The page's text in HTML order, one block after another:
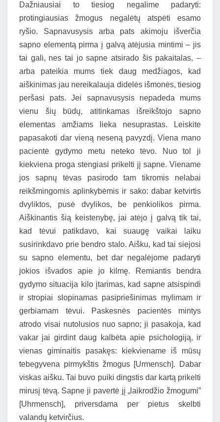
Dažniausiai to tiesiog negalime padaryti:
protingiausias žmogus negalėtų atspėti esamo
ryšio. Sapnavusysis arba pats akimoju išverčia
sapno elementą pirma į galvą atėjusia mintimi – jis
tai gali, nes tai jo sapne atsirado šis pakaitalas, –
arba pateikia mums tiek daug medžiagos, kad
aiškinimas jau nereikalauja didelės išmonės, tiesiog
peršasi pats. Jei sapnavusysis nepadeda mums
vienu šių būdų, atitinkamas išreikštojo sapno
elementas amžiams lieka nesuprastas. Leiskite
papasakoti dar vieną neseną pavyzdį. Viena mano
pacientė gydymo metu neteko tėvo. Nuo tol ji
kiekviena proga stengiasi prikelti jį sapne. Viename
jos sapnų tėvas pasirodo tam tikromis nelabai
reikšmingomis aplinkybėmis ir sako: dabar ketvirtis
dvyliktos, pusė dvylikos, be penkiolikos pirma.
Aiškinantis šią keistenybę, jai atėjo į galvą tik tai,
kad tėvui patikdavo, kai suaugę vaikai laiku
susirinkdavo prie bendro stalo. Aišku, kad tai siejosi
su sapno elementu, bet dar negalėjome padaryti
jokios išvados apie jo kilmę. Remiantis bendra
gydymo situacija kilo įtarimas, kad sapne atsispindi
ir stropiai slopinamas pasipriešinimas mylimam ir
gerbiamam tėvui. Paskesnės pacientės mintys
atrodo visai nutolusios nuo sapno; ji pasakoja, kad
vakar jai girdint daug kalbėta apie psichologiją, ir
vienas giminaitis pasakęs: kiekviename iš mūsų
tebegyvena pirmykštis žmogus [Urmensch]. Dabar
viskas aišku. Tai buvo puiki dingstis dar kartą prikelti
mirusį tėvą. Sapne ji pavertė jį „laikrodžio žmogumi”
[Uhrmensch], priversdama per pietus skelbti
valandų ketvirčius.